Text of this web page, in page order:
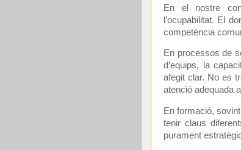
En el nostre
l’ocupabilitat. El
competència
En processos de
d’equips, la
afegit clar. No es
atenció adequada
En formació,
tenir claus
purament